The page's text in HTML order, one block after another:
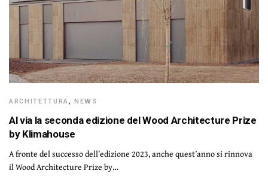
ARCHITETTURA,NEWS
Al via la seconda edizione del Wood Architecture Prize
by Klimahouse
A fronte del successo dell’edizione 2023, anche quest’anno si rinnova
il Wood Architecture Prize by…